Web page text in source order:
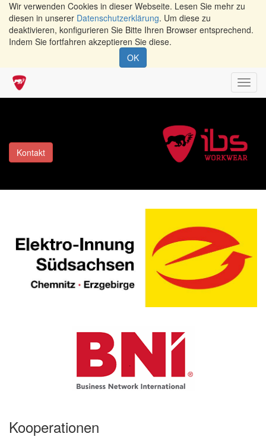
Wir verwenden Cookies in dieser Webseite. Lesen Sie mehr zu
diesen in unserer Datenschutzerklärung. Um diese zu
deaktivieren, konfigurieren Sie Bitte Ihren Browser entsprechend.
Indem Sie fortfahren akzeptieren Sie diese.
OK
Kontakt
Kooperationen